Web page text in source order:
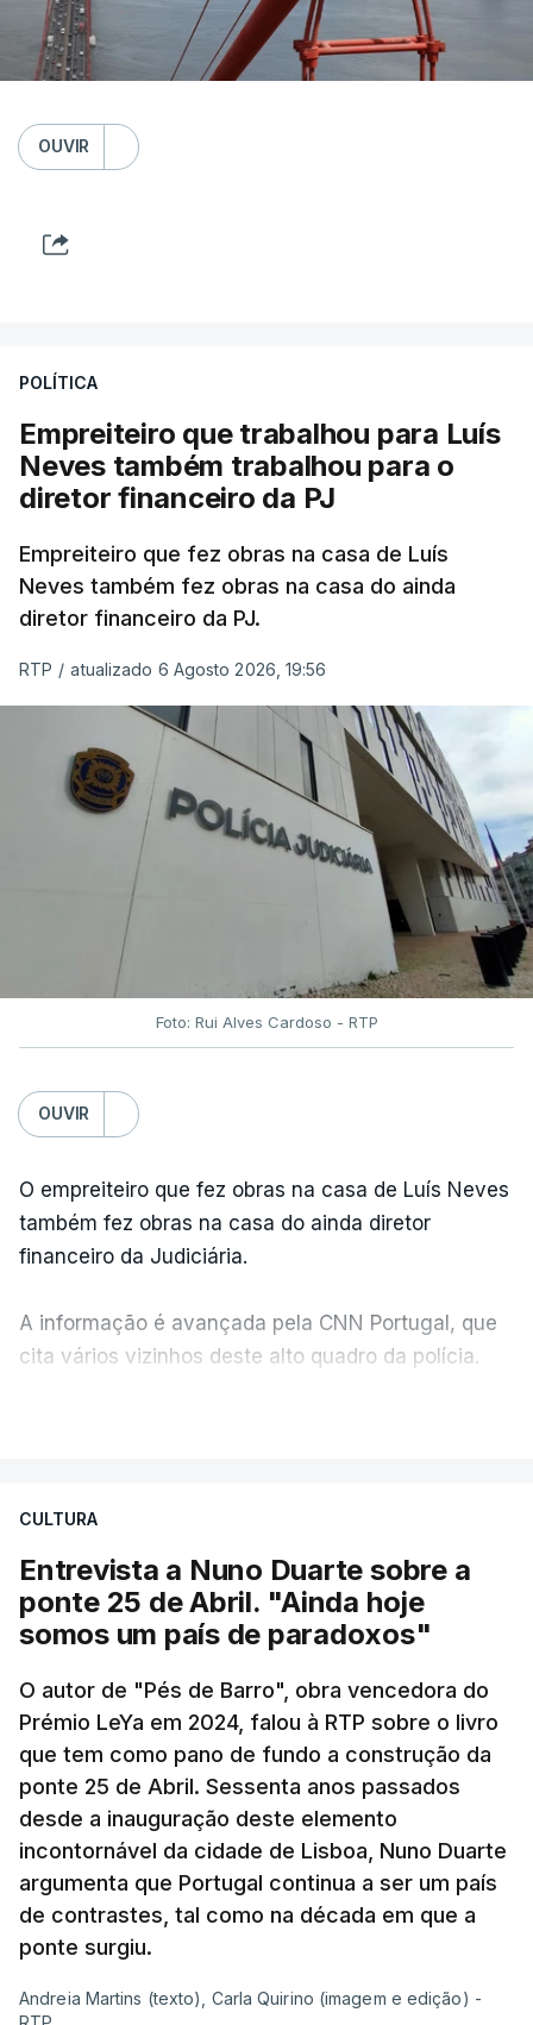
OUVIR
POLÍTICA
Empreiteiro que trabalhou para Luís
Neves também trabalhou para o
diretor financeiro da PJ
Empreiteiro que fez obras na casa de Luís
Neves também fez obras na casa do ainda
diretor financeiro da PJ.
RTP / atualizado 6 Agosto 2026, 19:56
Foto: Rui Alves Cardoso - RTP
OUVIR
O empreiteiro que fez obras na casa de Luís Neves
também fez obras na casa do ainda diretor
financeiro da Judiciária.
A informação é avançada pela CNN Portugal, que
cita vários vizinhos deste alto quadro da polícia.
apreendido numa operação de droga.
CULTURA
Entrevista a Nuno Duarte sobre a
ponte 25 de Abril. "Ainda hoje
somos um país de paradoxos"
O autor de "Pés de Barro", obra vencedora do
Prémio LeYa em 2024, falou à RTP sobre o livro
que tem como pano de fundo a construção da
ponte 25 de Abril. Sessenta anos passados
desde a inauguração deste elemento
incontornável da cidade de Lisboa, Nuno Duarte
argumenta que Portugal continua a ser um país
de contrastes, tal como na década em que a
ponte surgiu.
Andreia Martins (texto), Carla Quirino (imagem e edição) -